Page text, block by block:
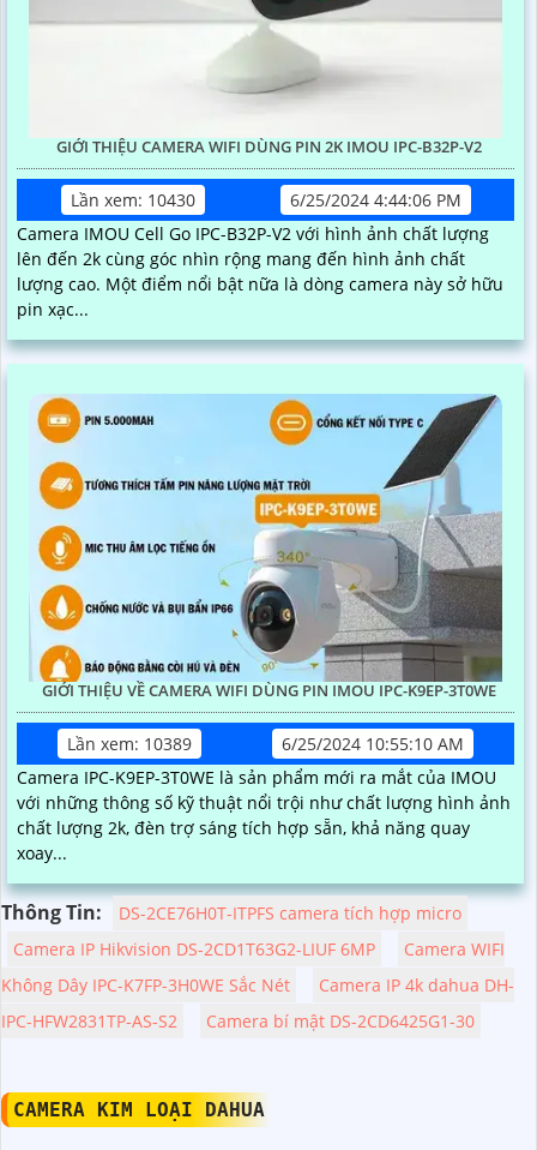
GIỚI THIỆU CAMERA WIFI DÙNG PIN 2K IMOU IPC-B32P-V2
Lần xem: 10430
6/25/2024 4:44:06 PM
Camera IMOU Cell Go IPC-B32P-V2 với hình ảnh chất lượng
lên đến 2k cùng góc nhìn rộng mang đến hình ảnh chất
lượng cao. Một điểm nổi bật nữa là dòng camera này sở hữu
pin xạc...
GIỚI THIỆU VỀ CAMERA WIFI DÙNG PIN IMOU IPC-K9EP-3T0WE
Lần xem: 10389
6/25/2024 10:55:10 AM
Camera IPC-K9EP-3T0WE là sản phẩm mới ra mắt của IMOU
với những thông số kỹ thuật nổi trội như chất lượng hình ảnh
chất lượng 2k, đèn trợ sáng tích hợp sẵn, khả năng quay
xoay...
Thông Tin:
DS-2CE76H0T-ITPFS camera tích hợp micro
Camera IP Hikvision DS-2CD1T63G2-LIUF 6MP
Camera WIFI
Không Dây IPC-K7FP-3H0WE Sắc Nét
Camera IP 4k dahua DH-
IPC-HFW2831TP-AS-S2
Camera bí mật DS-2CD6425G1-30
CAMERA KIM LOẠI DAHUA